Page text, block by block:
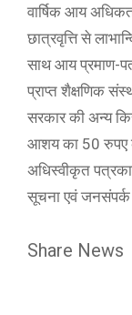
वार्षिक आय
छात्रवृत्ति से
साथ आय प्रमाण-
प्राप्त शैक्षणिक
सरकार की अन्य
आशय का 50 रुपए
अधिस्वीकृत
सूचना एवं जनसंपर्क
Share News